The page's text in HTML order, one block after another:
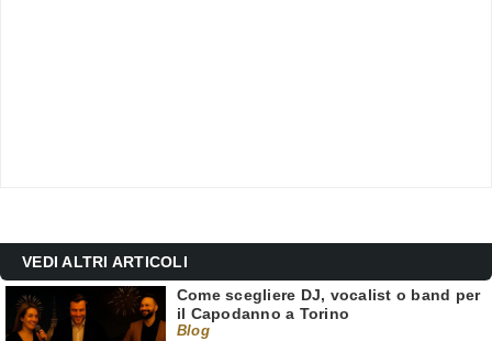
VEDI ALTRI ARTICOLI
Come scegliere DJ, vocalist o band per
il Capodanno a Torino
Blog